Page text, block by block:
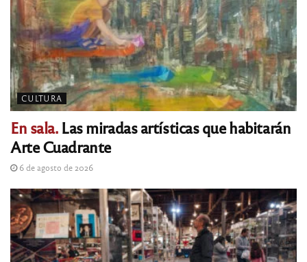
CULTURA
En sala.Las miradas artísticas que habitarán
Arte Cuadrante
6 de agosto de 2026